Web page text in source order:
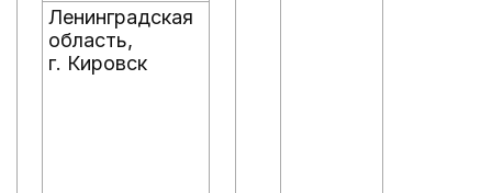
Ленинградская
область,
г. Кировск